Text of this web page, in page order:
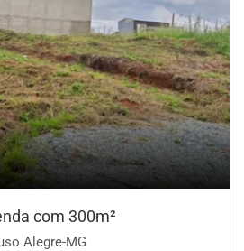
com 300m²
Alegre-MG